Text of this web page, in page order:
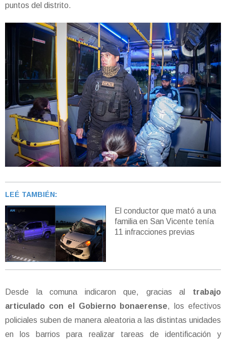
puntos del distrito.
LEÉ TAMBIÉN:
El conductor que mató a una
familia en San Vicente tenía
11 infracciones previas
Desde la comuna indicaron que, gracias al
trabajo
articulado con el Gobierno bonaerense, los efectivos
policiales suben de manera aleatoria a las distintas unidades
en los barrios para realizar tareas de identificación y